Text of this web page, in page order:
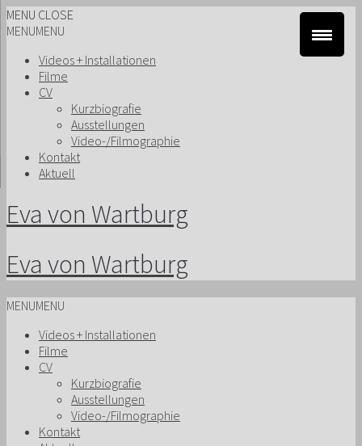
MENU CLOSE
MENUMENU
Videos + Installationen
Filme
CV
Kurzbiografie
Ausstellungen
Video-/Filmographie
Kontakt
Aktuell
Eva von Wartburg
Eva von Wartburg
MENUMENU
Videos + Installationen
Filme
CV
Kurzbiografie
Ausstellungen
Video-/Filmographie
Kontakt